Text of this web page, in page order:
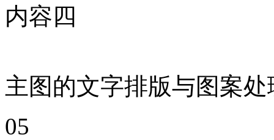
内容四
主图的文字排版与图案处
05